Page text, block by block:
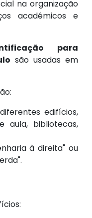
na organização
acadêmicos e
para
são usadas em
edifícios,
aula, bibliotecas,
à direita" ou